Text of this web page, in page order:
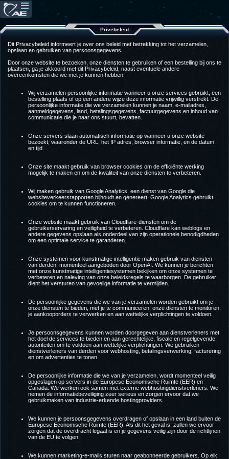
Privebeleid
Dit Privacybeleid informeert je over ons beleid met betrekking tot het verzamelen,
opslaan en gebruiken van persoonsgegevens.
Door onze website te bezoeken, onze diensten te gebruiken of een bestelling bij ons te
plaatsen, ga je akkoord met dit Privacybeleid, naast eventuele andere
overeenkomsten die we met je kunnen hebben.
Wij verzamelen persoonlijke informatie wanneer u onze services gebruikt, een
bestelling plaats of op een andere wijze deze informatie vrijwillig verstrekt. De
persoonlijke informatie die we verzamelen kunnen je naam, e-mailadres,
aanmeldgegevens, land, betalingsgegevens, factuurgegevens en inhoud van
communicatie die je naar ons stuurt, bevatten.
Onze servers slaan automatisch informatie op wanneer u onze website
bezoekt, waaronder de URL, het IP adres, browser informatie, en de datum
en tijd.
Onze site maakt gebruik van browser cookies om de efficiënte werking
mogelijk te maken en om de kwaliteit van onze diensten te verbeteren.
Wij maken gebruik van Google Analytics, een dienst van Google die
websiteverkeersrapporten bijhoudt en genereert. Google Analytics gebruikt
cookies om te kunnen functioneren.
Onze website maakt gebruik van Cloudflare-diensten om de
gebruikerservaring en veiligheid te verbeteren. Cloudflare kan weblogs en
andere gegevens opslaan als onderdeel van zijn operationele benodigdheden
om een optimale service te garanderen.
Onze systemen voor kunstmatige intelligentie maken gebruik van diensten
van derden, momenteel aangeboden door OpenAI. We kunnen je berichten
met onze kunstmatige intelligentiesystemen bekijken om onze systemen te
verbeteren en naleving van onze beleidsregels te waarborgen. De gebruiker
dient het versturen van gevoelige informatie te vermijden.
De persoonlijke gegevens die we van je verzamelen worden gebruikt om je
onze diensten te bieden, met je te communiceren, onze diensten te monitoren,
je aankooporders te verwerken en aan wettelijke verplichtingen te voldoen.
Je persoonsgegevens kunnen worden doorgegeven aan dienstverleners met
het doel de services te bieden en aan gerechtelijke, fiscale en regelgevende
autoriteiten om te voldoen aan wettelijke verplichtingen. We gebruiken
dienstverleners van derden voor webhosting, betalingsverwerking, facturering
en om advertenties te tonen.
De persoonlijke informatie die we van je verzamelen, wordt momenteel veilig
opgeslagen op servers in de Europese Economische Ruimte (EER) en
Canada. We werken ook samen met externe webhostingdienstverleners. We
nemen de informatiebeveiliging zeer serieus en zorgen ervoor dat we
gebruikmaken van industrie-erkende hostingproviders.
We kunnen je persoonsgegevens overdragen of opslaan in een land buiten de
Europese Economische Ruimte (EER). Als dit het geval is, zullen we ervoor
zorgen dat de overdracht legaal is en je gegevens veilig zijn door de richtlijnen
van de EU te volgen.
We kunnen marketing-e-mails sturen naar geabonneerde gebruikers. Op elk